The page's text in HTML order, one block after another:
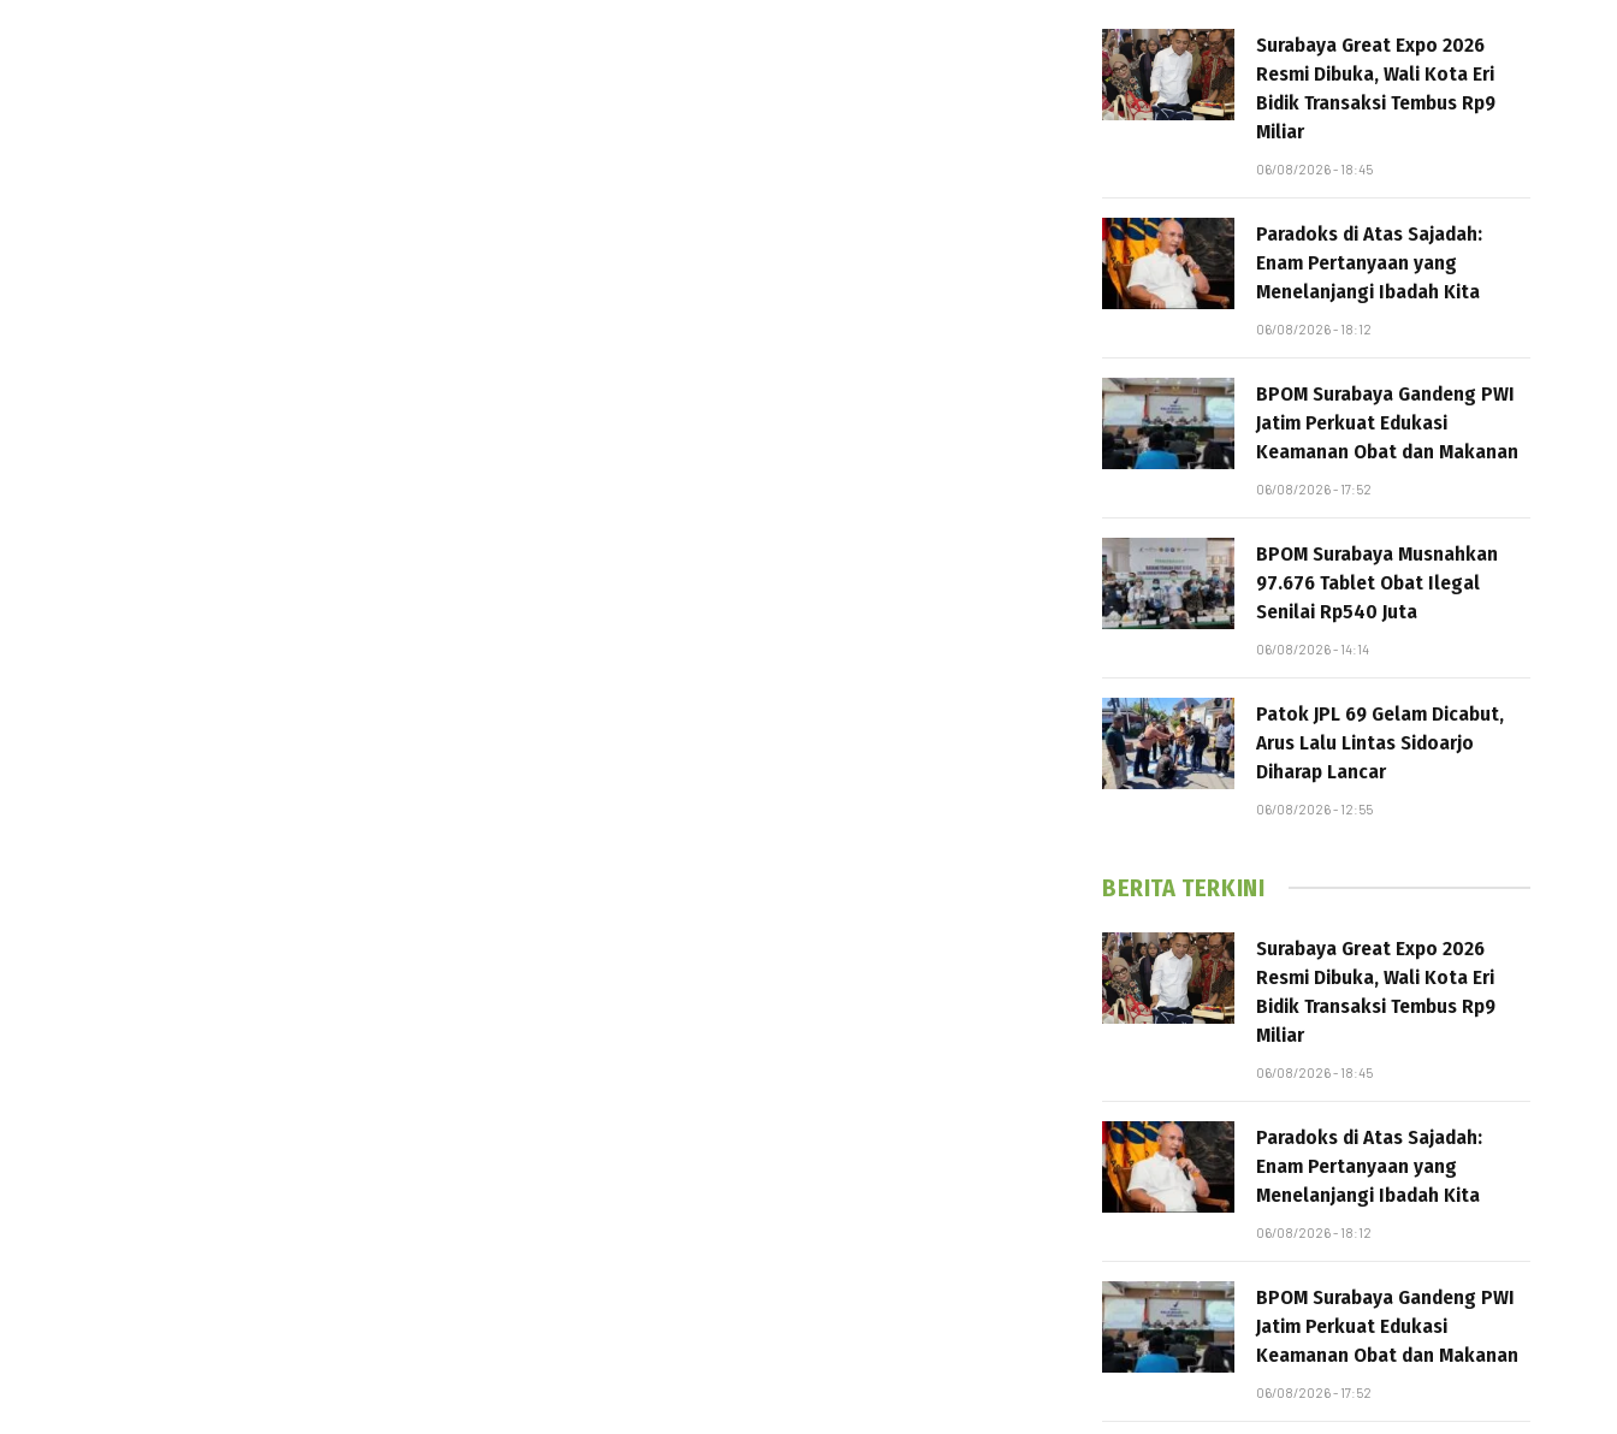
Surabaya Great Expo 2026
Resmi Dibuka, Wali Kota Eri
Bidik Transaksi Tembus Rp9
Miliar
06/08/2026 - 18:45
Paradoks di Atas Sajadah:
Enam Pertanyaan yang
Menelanjangi Ibadah Kita
06/08/2026 - 18:12
BPOM Surabaya Gandeng PWI
Jatim Perkuat Edukasi
Keamanan Obat dan Makanan
06/08/2026 - 17:52
BPOM Surabaya Musnahkan
97.676 Tablet Obat Ilegal
Senilai Rp540 Juta
06/08/2026 - 14:14
Patok JPL 69 Gelam Dicabut,
Arus Lalu Lintas Sidoarjo
Diharap Lancar
06/08/2026 - 12:55
BERITA TERKINI
Surabaya Great Expo 2026
Resmi Dibuka, Wali Kota Eri
Bidik Transaksi Tembus Rp9
Miliar
06/08/2026 - 18:45
Paradoks di Atas Sajadah:
Enam Pertanyaan yang
Menelanjangi Ibadah Kita
06/08/2026 - 18:12
BPOM Surabaya Gandeng PWI
Jatim Perkuat Edukasi
Keamanan Obat dan Makanan
06/08/2026 - 17:52